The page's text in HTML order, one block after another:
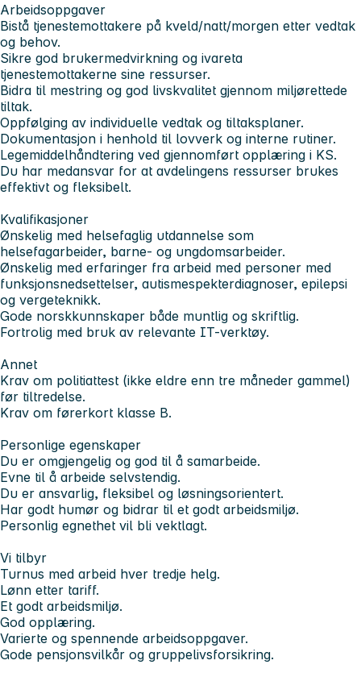
Arbeidsoppgaver
Bistå tjenestemottakere på kveld/natt/morgen etter vedtak
og behov.
Sikre god brukermedvirkning og ivareta
tjenestemottakerne sine ressurser.
Bidra til mestring og god livskvalitet gjennom miljørettede
tiltak.
Oppfølging av individuelle vedtak og tiltaksplaner.
Dokumentasjon i henhold til lovverk og interne rutiner.
Legemiddelhåndtering ved gjennomført opplæring i KS.
Du har medansvar for at avdelingens ressurser brukes
effektivt og fleksibelt.
Kvalifikasjoner
Ønskelig med helsefaglig utdannelse som
helsefagarbeider, barne- og ungdomsarbeider.
Ønskelig med erfaringer fra arbeid med personer med
funksjonsnedsettelser, autismespekterdiagnoser, epilepsi
og vergeteknikk.
Gode norskkunnskaper både muntlig og skriftlig.
Fortrolig med bruk av relevante IT-verktøy.
Annet
Krav om politiattest (ikke eldre enn tre måneder gammel)
før tiltredelse.
Krav om førerkort klasse B.
Personlige egenskaper
Du er omgjengelig og god til å samarbeide.
Evne til å arbeide selvstendig.
Du er ansvarlig, fleksibel og løsningsorientert.
Har godt humør og bidrar til et godt arbeidsmiljø.
Personlig egnethet vil bli vektlagt.
Vi tilbyr
Turnus med arbeid hver tredje helg.
Lønn etter tariff.
Et godt arbeidsmiljø.
God opplæring.
Varierte og spennende arbeidsoppgaver.
Gode pensjonsvilkår og gruppelivsforsikring.